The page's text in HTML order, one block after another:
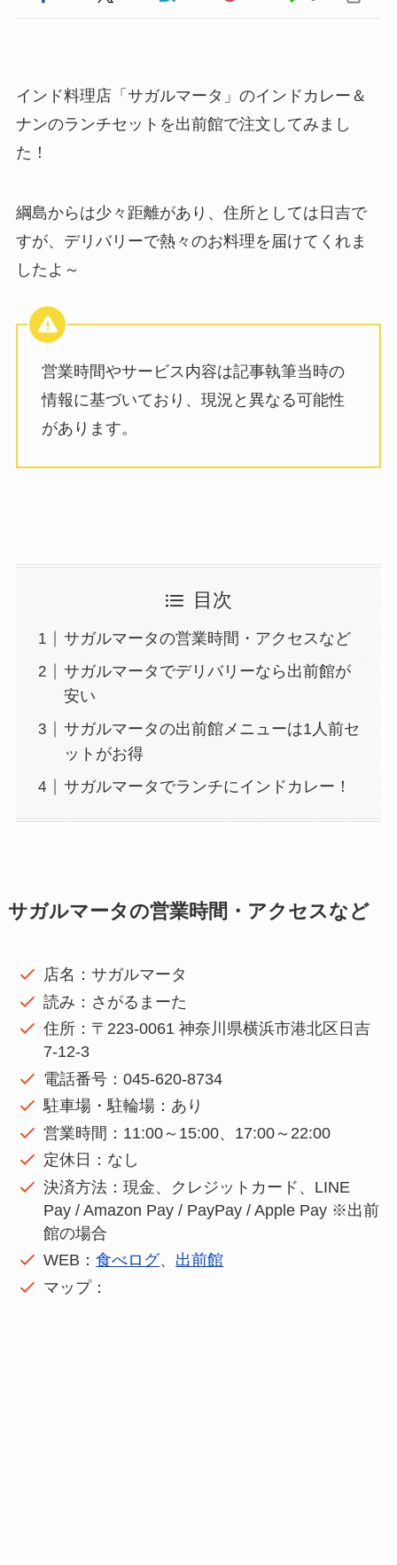
インド料理店「サガルマータ」のインドカレー＆
ナンのランチセットを出前館で注文してみまし
た！
綱島からは少々距離があり、住所としては日吉で
すが、デリバリーで熱々のお料理を届けてくれま
したよ～
営業時間やサービス内容は記事執筆当時の
情報に基づいており、現況と異なる可能性
があります。
目次
サガルマータの営業時間・アクセスなど
サガルマータでデリバリーなら出前館が
安い
サガルマータの出前館メニューは1人前セ
ットがお得
サガルマータでランチにインドカレー！
サガルマータの営業時間・アクセスなど
店名：サガルマータ
読み：さがるまーた
住所：〒223-0061 神奈川県横浜市港北区日吉
7-12-3
電話番号：045-620-8734
駐車場・駐輪場：あり
営業時間：11:00～15:00、17:00～22:00
定休日：なし
決済方法：現金、クレジットカード、LINE
Pay / Amazon Pay / PayPay / Apple Pay ※出前
館の場合
WEB：食べログ、 出前館
マップ：